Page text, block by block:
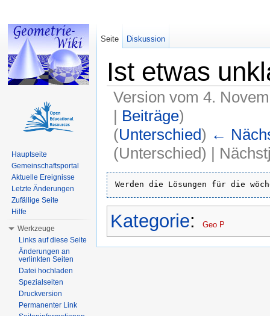
Ist etwas
Version vom 4.
| Beiträge)
(Unterschied) ←
(Unterschied) |
Kategorie: Geo P
Seite Diskussion
Hauptseite
Gemeinschaftsportal
Aktuelle Ereignisse
Letzte Änderungen
Zufällige Seite
Hilfe
Werkzeuge
Links auf diese Seite
Änderungen an
verlinkten Seiten
Datei hochladen
Spezialseiten
Druckversion
Permanenter Link